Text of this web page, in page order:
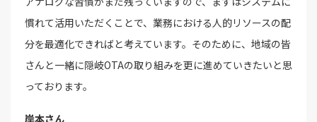
慣れて活用いただくことで、業務における人的リソースの配
分を最適化できればと考えています。そのために、地域の皆
さんと一緒に隠岐OTAの取り組みを更に進めていきたいと思
っております。
岸本さん